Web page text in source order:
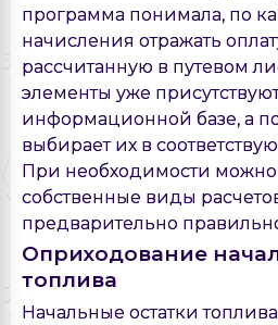
программа понимала, по
начисления отражать
рассчитанную в путевом
элементы уже
информационной базе, а
выбирает их в
При необходимости можно
собственные виды
предварительно
Оприходование
топлива
Начальные остатки